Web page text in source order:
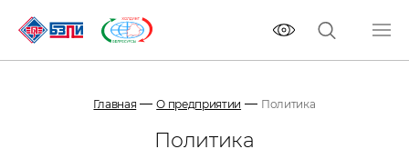
Главная О предприятии Политика
Политика